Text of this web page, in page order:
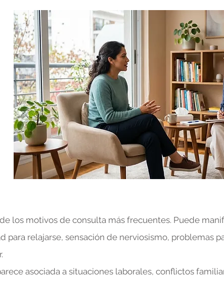
los motivos de consulta más frecuentes. Puede
para relajarse, sensación de nerviosismo, problemas
asociada a situaciones laborales, conflictos